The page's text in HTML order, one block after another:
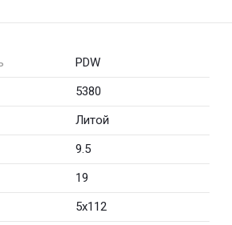
PDW
5380
Литой
9.5
19
5x112